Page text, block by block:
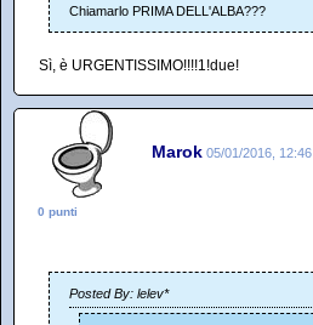
Chiamarlo PRIMA DELL'ALBA???
Sì, è URGENTISSIMO!!!!1!due!
Marok 05/01/2016, 12:46
0 punti
Posted By: lelev*